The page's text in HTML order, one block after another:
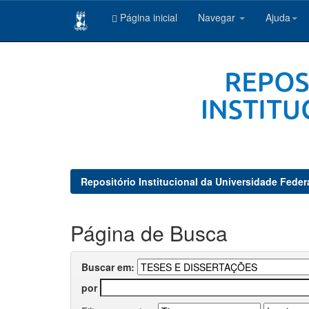
Página inicial Navegar Ajuda
Repositório Institucional da Universidade
Página de Busca
Buscar em:
por